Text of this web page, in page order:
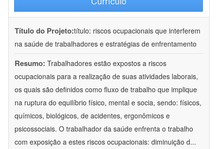
Título do Projeto:título: riscos ocupacionais que interferem
na saúde de trabalhadores e estratégias de enfrentamento
Resumo: Trabalhadores estão expostos a riscos
ocupacionais para a realização de suas atividades laborais,
os quais são definidos como fluxo de trabalho que implique
na ruptura do equilíbrio físico, mental e socia, sendo: físicos,
químicos, biológicos, de acidentes, ergonômicos e
psicossociais. O trabalhador da saúde enfrenta o trabalho
com exposição a estes riscos ocupacionais: diminuição d...